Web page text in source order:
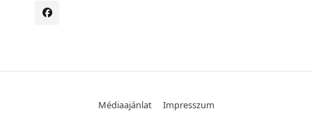
Médiaajánlat Impresszum